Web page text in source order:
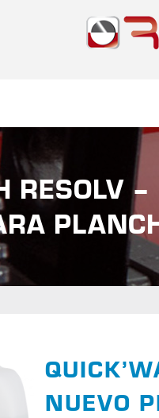
RESOLV
NUEVO